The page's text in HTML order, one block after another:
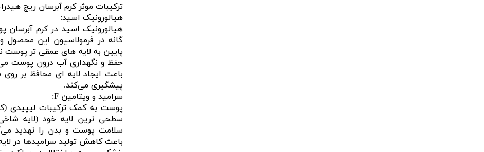
ترکیبات موثر کرم آبرسان ریچ
هیالورونیک اسید:
هیالورونیک اسید در کرم
گانه در فرمولاسیون این محصول
پایین به لایه های عمقی تر
حفظ و نگهداری آب درون پوست
باعث ایجاد لایه ای محافظ بر
پیشگیری می‌کند.
سرامید و ویتامین F:
پوست به کمک ترکیبات لیپیدی
سطحی ترین لایه خود (لایه
سلامت پوست و بدن را تهدید
باعث کاهش تولید سرامیدها در